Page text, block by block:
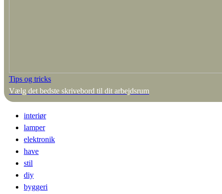
Tips og tricks
Vælg det bedste skrivebord til dit arbejdsrum
interiør
lamper
elektronik
have
stil
diy
byggeri